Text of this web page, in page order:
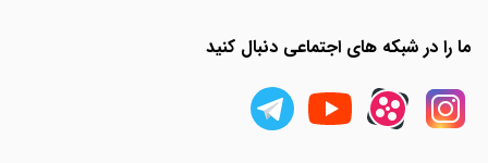
ما را در شبکه های اجتماعی دنبال کنید